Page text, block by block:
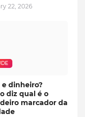
22, 2026
e dinheiro?
diz qual é o
marcador da